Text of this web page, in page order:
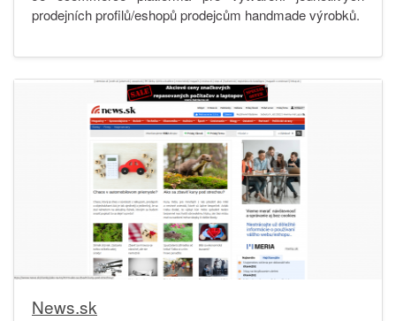
prodejních profilů/eshopů prodejcům handmade výrobků.
News.sk